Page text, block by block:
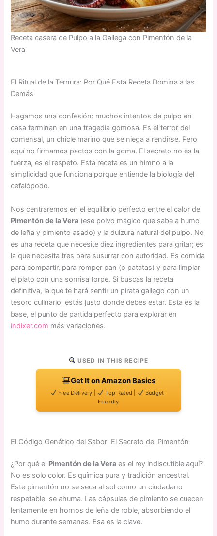
Receta casera de Pulpo a la Gallega con Pimentón de la
Vera
El Ritual de la Ternura: Por Qué Esta Receta Domina a las
Demás
Hagamos una confesión: muchos intentos de pulpo en
casa terminan en una tragedia gomosa. Es el terror del
comensal, un chicle marino que se niega a rendirse. Pero
aquí no firmamos pactos con la goma. El secreto no es la
fuerza, es el respeto. Esta receta es un himno a la
simplicidad que funciona porque entiende la biología del
cefalópodo.
Nos centraremos en el equilibrio perfecto entre el calor del
Pimentón de la Vera (ese polvo mágico que sabe a humo
de leña y pimiento asado) y la dulzura natural del pulpo. No
es una receta que necesite diez ingredientes para gritar; es
la que necesita tres para susurrar con autoridad. Es comida
para compartir, para romper pan (o patatas) y para limpiar
el plato con una sonrisa torpe. Si buscas la receta
definitiva, la que te hará sentir un pirata gallego con un
tesoro culinario, estás justo donde debes estar. Esta es la
base, el punto de partida perfecto para explorar en
indixer.com más variaciones.
USED IN THIS RECIPE
Get It on Amazon Basics
Free Delivery | Top Rated |
Budget-
Friendly
El Código Genético del Sabor: El Secreto del Pimentón
¿Por qué el Pimentón de la Vera es el rey indiscutible aquí?
No es solo color. Es química pura y tradición ancestral.
Este pimentón no se seca al sol como un ciudadano
respetable; se ahuma. Las cápsulas de pimiento se cuecen
lentamente en hornos de leña de roble, absorbiendo el
humo durante semanas. Esa es la clave.